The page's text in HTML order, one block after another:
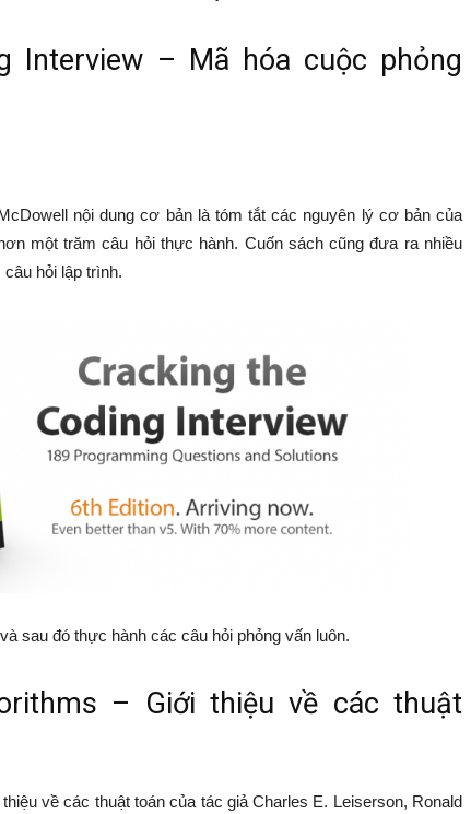
Interview – Mã hóa cuộc phỏng
nội dung cơ bản là tóm tắt các nguyên lý cơ bản của
một trăm câu hỏi thực hành. Cuốn sách cũng đưa ra nhiều
hỏi lập trình.
sau đó thực hành các câu hỏi phỏng vấn luôn.
– Giới thiệu về các thuật
về các thuật toán của tác giả Charles E. Leiserson, Ronald